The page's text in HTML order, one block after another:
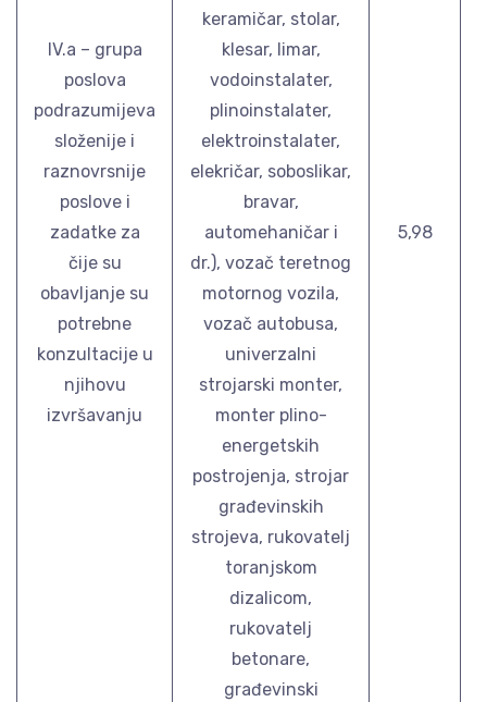
IV.a – grupa
poslova
podrazumijeva
složenije i
raznovrsnije
poslove i
zadatke za
čije su
obavljanje su
potrebne
konzultacije u
njihovu
izvršavanju
keramičar, stolar,
klesar, limar,
vodoinstalater,
plinoinstalater,
elektroinstalater,
elekričar, soboslikar,
bravar,
automehaničar i
dr.), vozač teretnog
motornog vozila,
vozač autobusa,
univerzalni
strojarski monter,
monter plino-
energetskih
postrojenja, strojar
građevinskih
strojeva, rukovatelj
toranjskom
dizalicom,
rukovatelj
betonare,
građevinski
5,98